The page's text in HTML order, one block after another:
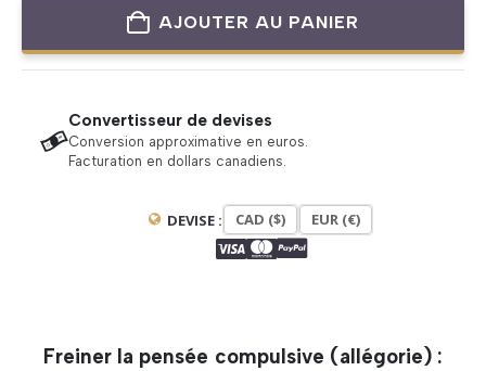
AJOUTER AU PANIER
Convertisseur de devises
Conversion approximative en euros.
Facturation en dollars canadiens.
DEVISE : CAD ($) EUR (€)
Freiner la pensée compulsive (allégorie) :